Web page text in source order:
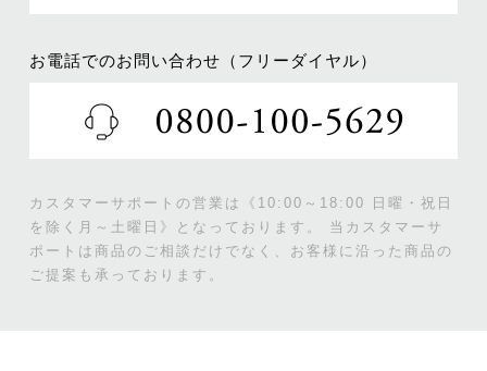
お電話でのお問い合わせ（フリーダイヤル）
カスタマーサポートの営業は《10:00～18:00 日曜・祝日
を除く月～土曜日》となっております。
当カスタマーサ
ポートは商品のご相談だけでなく、お客様に沿った商品の
ご提案も承っております。